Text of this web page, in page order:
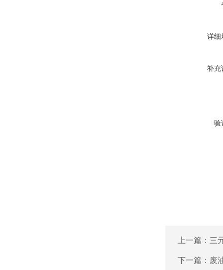
详细
补充
验
上一篇： 三
下一篇： 废